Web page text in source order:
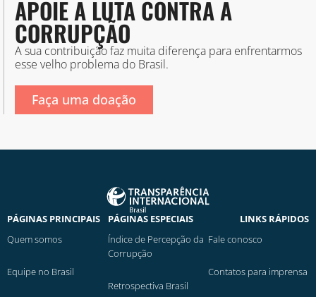
APOIE A LUTA CONTRA A
CORRUPÇÃO
A sua contribuição faz muita diferença para enfrentarmos
esse velho problema do Brasil.
Faça uma doação
PÁGINAS PRINCIPAIS
Quem somos
Equipe no Brasil
PÁGINAS ESPECIAIS
Índice de Percepção da
Corrupção
Retrospectiva Brasil
LINKS RÁPIDOS
Fale conosco
Contatos para imprensa